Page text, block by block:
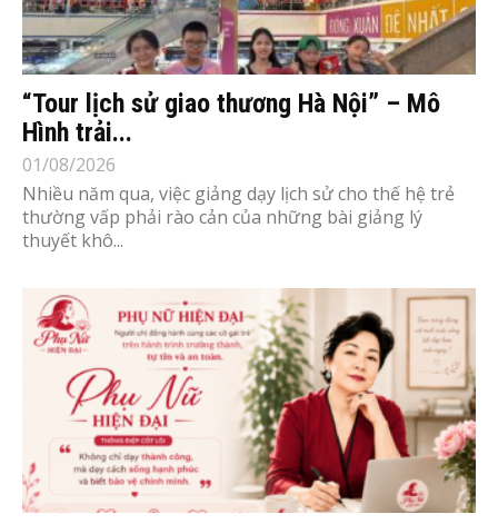
“Tour lịch sử giao thương Hà Nội” – Mô
Hình trải...
01/08/2026
Nhiều năm qua, việc giảng dạy lịch sử cho thế hệ trẻ
thường vấp phải rào cản của những bài giảng lý
thuyết khô...